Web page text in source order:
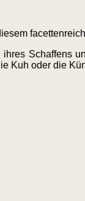
Schaffens
Kuh oder die